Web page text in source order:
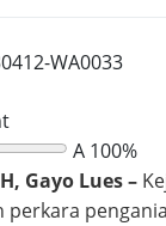
A 100%
Gayo Lues –